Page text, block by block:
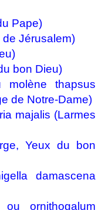
Pape)
Jérusalem)
bon Dieu)
molène thapsus
de Notre-Dame)
majalis (Larmes
Yeux du bon
damascena
ornithogalum